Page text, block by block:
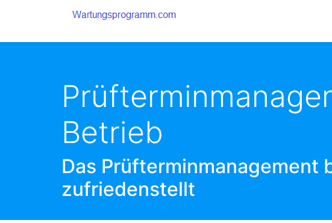
Betrieb
Das Prüfterminmanagement
zufriedenstellt